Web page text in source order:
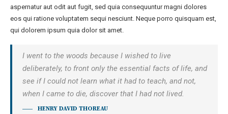
aspernatur aut odit aut fugit, sed quia consequuntur magni dolores
eos qui ratione voluptatem sequi nesciunt. Neque porro quisquam est,
qui dolorem ipsum quia dolor sit amet.
I went to the woods because I wished to live
deliberately, to front only the essential facts of life, and
see if I could not learn what it had to teach, and not,
when I came to die, discover that I had not lived.
HENRY DAVID THOREAU